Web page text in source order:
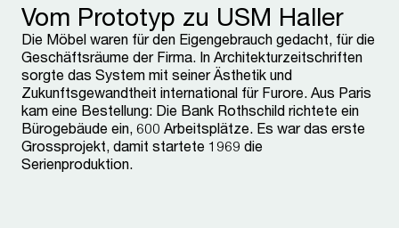
Vom Prototyp zu USM Haller
Die Möbel waren für den Eigengebrauch gedacht, für die
Geschäftsräume der Firma. In Architekturzeitschriften
sorgte das System mit seiner Ästhetik und
Zukunftsgewandtheit international für Furore. Aus Paris
kam eine Bestellung: Die Bank Rothschild richtete ein
Bürogebäude ein, 600 Arbeitsplätze. Es war das erste
Grossprojekt, damit startete 1969 die
Serienproduktion.